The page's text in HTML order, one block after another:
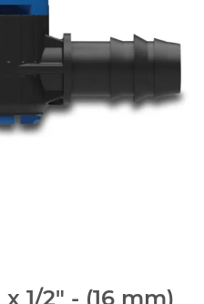
1/2" - (16 mm)